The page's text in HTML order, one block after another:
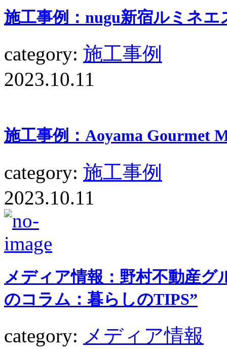
施工事例：nugu新宿ルミネエ
category: 施工事例
2023.10.11
施工事例：Aoyama Gourmet
category: 施工事例
2023.10.11
メディア情報：野村不動産グ
のコラム：暮らしのTIPS”
category: メディア情報